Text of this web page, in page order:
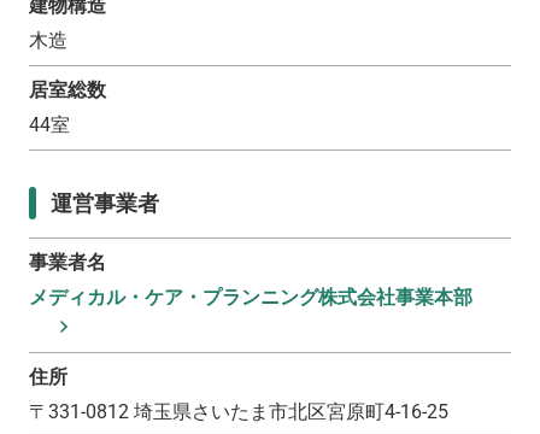
建物構造
木造
居室総数
44室
運営事業者
事業者名
メディカル・ケア・プランニング株式会社事業本部
住所
〒 331-0812 埼玉県さいたま市北区宮原町4-16-25